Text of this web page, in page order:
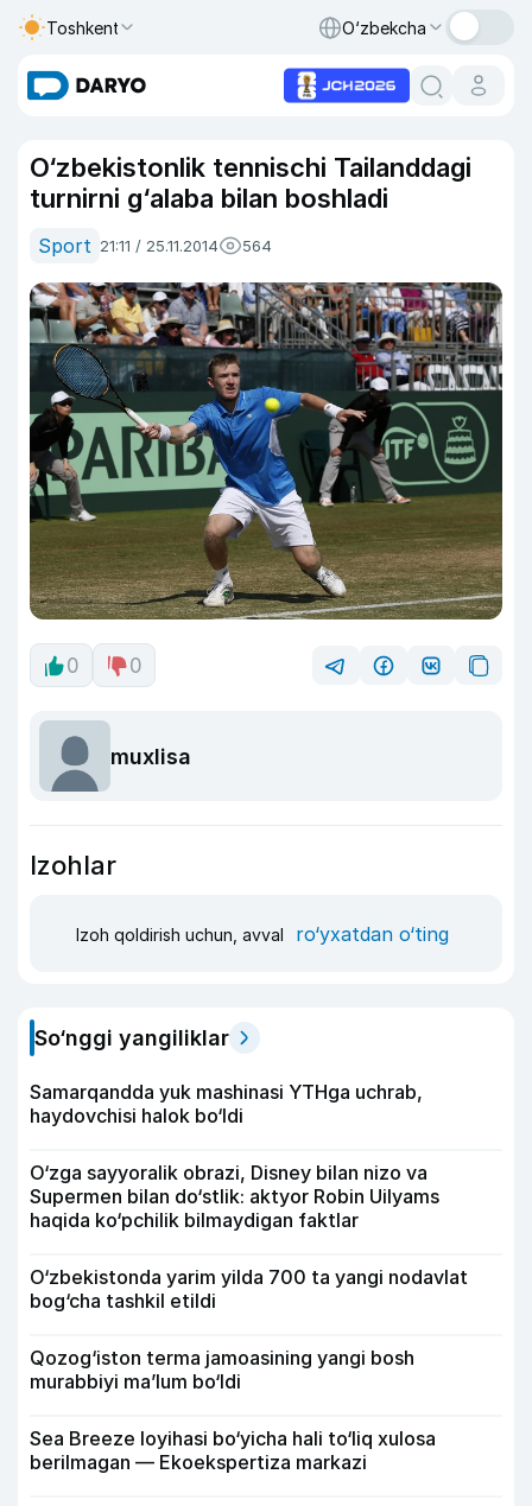
Toshkent O‘zbekcha
O‘zbekistonlik tennischi Tailanddagi
turnirni g‘alaba bilan boshladi
Sport 21:11 / 25.11.2014 564
0 0
muxlisa
Izohlar
Izoh qoldirish uchun, avval ro‘yxatdan o‘ting
So‘nggi yangiliklar
Samarqandda yuk mashinasi YTHga uchrab,
haydovchisi halok bo‘ldi
O‘zga sayyoralik obrazi, Disney bilan nizo va
Supermen bilan do‘stlik: aktyor Robin Uilyams
haqida ko‘pchilik bilmaydigan faktlar
O‘zbekistonda yarim yilda 700 ta yangi nodavlat
bog‘cha tashkil etildi
Qozog‘iston terma jamoasining yangi bosh
murabbiyi ma’lum bo‘ldi
Sea Breeze loyihasi bo‘yicha hali to‘liq xulosa
berilmagan — Ekoekspertiza markazi